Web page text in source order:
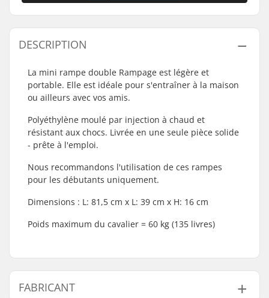
DESCRIPTION
La mini rampe double Rampage est légère et
portable. Elle est idéale pour s'entraîner à la maison
ou ailleurs avec vos amis.
Polyéthylène moulé par injection à chaud et
résistant aux chocs. Livrée en une seule pièce solide
- prête à l'emploi.
Nous recommandons l'utilisation de ces rampes
pour les débutants uniquement.
Dimensions : L: 81,5 cm x L: 39 cm x H: 16 cm
Poids maximum du cavalier = 60 kg (135 livres)
FABRICANT